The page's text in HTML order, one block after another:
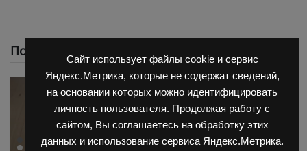
Сайт использует файлы cookie и сервис
Яндекс.Метрика, которые не содержат сведений,
на основании которых можно идентифицировать
личность пользователя. Продолжая работу с
сайтом, Вы соглашаетесь на обработку этих
данных и использование сервиса Яндекс.Метрика.
Похожие